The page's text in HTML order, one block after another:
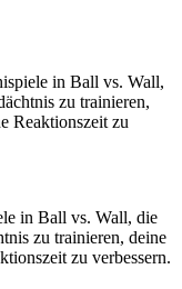
in Ball vs. Wall,
zu trainieren,
Reaktionszeit zu
in Ball vs. Wall, die
zu trainieren, deine
zu verbessern.